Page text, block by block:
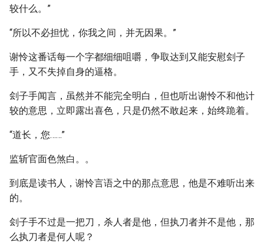
较什么。”
“所以不必担忧，你我之间，并无因果。”
谢怜这番话每一个字都细细咀嚼，争取达到又能安慰刽子
手，又不失掉自身的逼格。
刽子手闻言，虽然并不能完全明白，但也听出谢怜不和他计
较的意思，立即露出喜色，只是仍然不敢起来，始终跪着。
“道长，您……”
监斩官面色煞白。。
到底是读书人，谢怜言语之中的那点意思，他是不难听出来
的。
刽子手不过是一把刀，杀人者是他，但执刀者并不是他，那
么执刀者是何人呢？